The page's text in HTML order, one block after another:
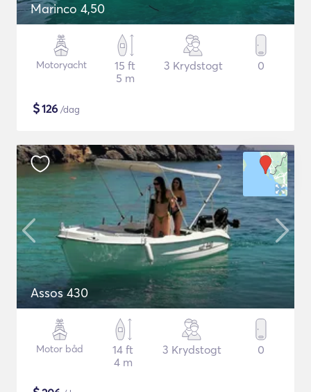
Marinco 4,50
Motoryacht
15 ft
5 m
3 Krydstogt 0
$126 /dag
Assos 430
Motor båd
14 ft
4 m
3 Krydstogt 0